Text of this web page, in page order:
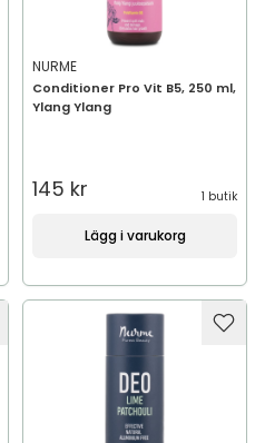
NURME
Conditioner Pro Vit B5, 250 ml,
Ylang Ylang
145 kr 1 butik
Lägg i varukorg